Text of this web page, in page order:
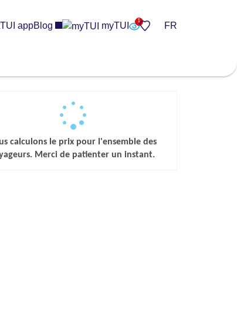
TUI appBlog myTUI FR
calculons le prix pour l'ensemble des
Merci de patienter un instant.